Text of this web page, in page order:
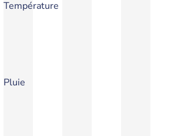
Température
Pluie